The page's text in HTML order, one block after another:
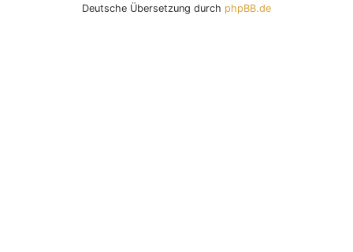
Deutsche Übersetzung durch phpBB.de